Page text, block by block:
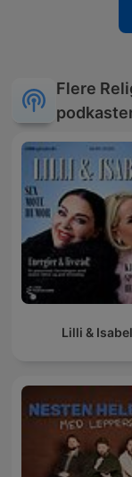
Flere
Lilli &